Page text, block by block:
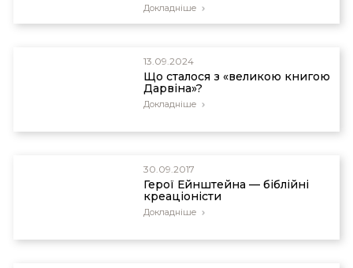
Докладніше
13.09.2024
Що сталося з «великою книгою
Дарвіна»?
Докладніше
30.09.2017
Герої Ейнштейна — біблійні
креаціоністи
Докладніше